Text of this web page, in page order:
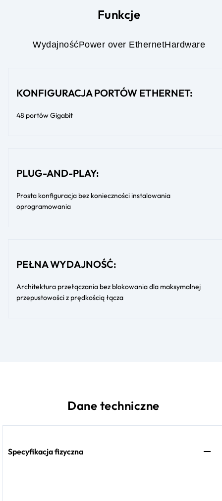
Funkcje
WydajnośćPower over EthernetHardware
KONFIGURACJA PORTÓW ETHERNET:
48 portów Gigabit
PLUG-AND-PLAY:
Prosta konfiguracja bez konieczności instalowania
oprogramowania
PEŁNA WYDAJNOŚĆ:
Architektura przełączania bez blokowania dla maksymalnej
przepustowości z prędkością łącza
Dane techniczne
Specyfikacja fizyczna